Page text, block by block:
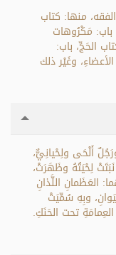
منها: كتاب
باب: مَكْرُوهات
الحَجِّ، باب:
وغَيْر ذلك
أَلْحَى ولِحْيانِيٌّ،
لِحْيَتُهُ وظَهَرَتْ،
العَظَمانِ اللَّذانِ
وبِهِ سُمِّيَتْ
تحت الحَنَكِ.